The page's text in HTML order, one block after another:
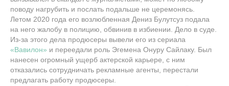
поводу нагрубить и послать подальше не церемонясь.
Летом 2020 года его возлюбленная Дениз Булутсуз подала
на него жалобу в полицию, обвинив в избиении. Дело в суде.
Из-за этого дела продюсеры вывели его из сериала
«Вавилон» и переедали роль Эгемена Онуру Сайлаку. Был
нанесен огромный ущерб актерской карьере, с ним
отказались сотрудничать рекламные агенты, перестали
предлагать работу продюсеры.